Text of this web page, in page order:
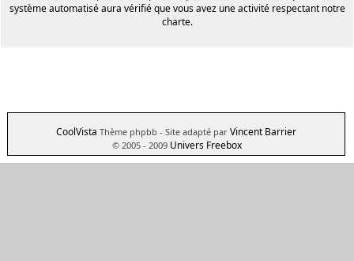
système automatisé aura vérifié que vous avez une activité respectant notre
charte.
CoolVista Thème phpbb - Site adapté par Vincent Barrier
© 2005 - 2009 Univers Freebox